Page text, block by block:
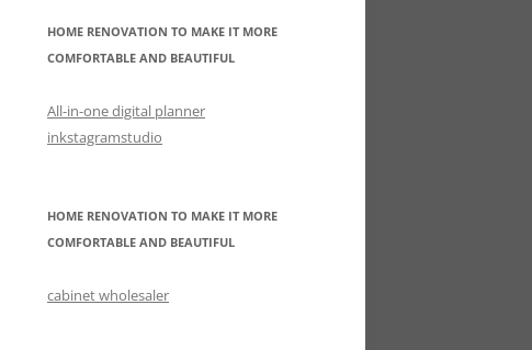
HOME RENOVATION TO MAKE IT MORE
COMFORTABLE AND BEAUTIFUL
All-in-one digital planner
inkstagramstudio
HOME RENOVATION TO MAKE IT MORE
COMFORTABLE AND BEAUTIFUL
cabinet wholesaler